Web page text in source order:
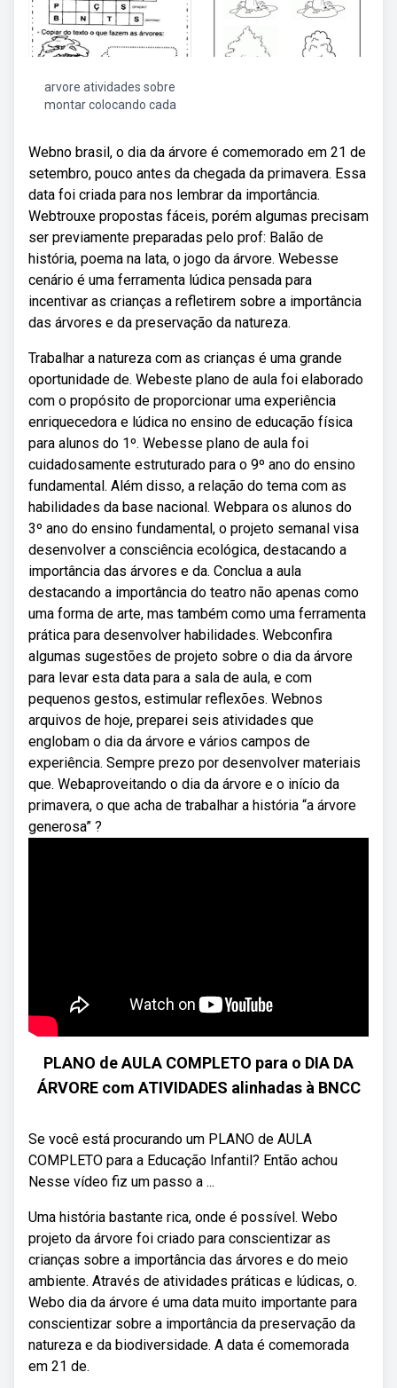
arvore atividades sobre
montar colocando cada
Webno brasil, o dia da árvore é comemorado em 21 de
setembro, pouco antes da chegada da primavera. Essa
data foi criada para nos lembrar da importância.
Webtrouxe propostas fáceis, porém algumas precisam
ser previamente preparadas pelo prof: Balão de
história, poema na lata, o jogo da árvore. Webesse
cenário é uma ferramenta lúdica pensada para
incentivar as crianças a refletirem sobre a importância
das árvores e da preservação da natureza.
Trabalhar a natureza com as crianças é uma grande
oportunidade de. Webeste plano de aula foi elaborado
com o propósito de proporcionar uma experiência
enriquecedora e lúdica no ensino de educação física
para alunos do 1º. Webesse plano de aula foi
cuidadosamente estruturado para o 9º ano do ensino
fundamental. Além disso, a relação do tema com as
habilidades da base nacional. Webpara os alunos do
3º ano do ensino fundamental, o projeto semanal visa
desenvolver a consciência ecológica, destacando a
importância das árvores e da. Conclua a aula
destacando a importância do teatro não apenas como
uma forma de arte, mas também como uma ferramenta
prática para desenvolver habilidades. Webconfira
algumas sugestões de projeto sobre o dia da árvore
para levar esta data para a sala de aula, e com
pequenos gestos, estimular reflexões. Webnos
arquivos de hoje, preparei seis atividades que
englobam o dia da árvore e vários campos de
experiência. Sempre prezo por desenvolver materiais
que. Webaproveitando o dia da árvore e o início da
primavera, o que acha de trabalhar a história “a árvore
generosa” ?
PLANO de AULA COMPLETO para o DIA DA
ÁRVORE com ATIVIDADES alinhadas à BNCC
Se você está procurando um PLANO de AULA
COMPLETO para a Educação Infantil? Então achou
Nesse vídeo fiz um passo a ...
Uma história bastante rica, onde é possível. Webo
projeto da árvore foi criado para conscientizar as
crianças sobre a importância das árvores e do meio
ambiente. Através de atividades práticas e lúdicas, o.
Webo dia da árvore é uma data muito importante para
conscientizar sobre a importância da preservação da
natureza e da biodiversidade. A data é comemorada
em 21 de.